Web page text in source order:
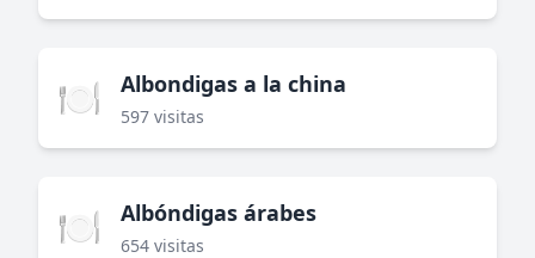
🍽️ Albondigas a la china
597 visitas
🍽️ Albóndigas árabes
654 visitas